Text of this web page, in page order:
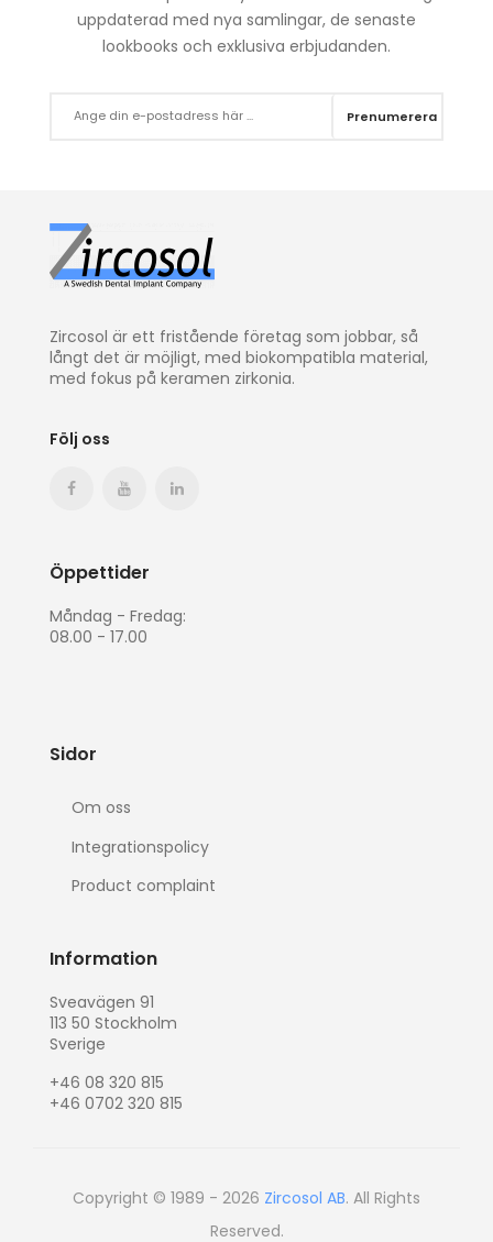
uppdaterad med nya samlingar, de senaste
lookbooks och exklusiva erbjudanden.
Prenumerera
Zircosol är ett fristående företag som jobbar, så
långt det är möjligt, med biokompatibla material,
med fokus på keramen zirkonia.
Följ oss
Öppettider
Måndag - Fredag:
08.00 - 17.00
Sidor
Om oss
Integrationspolicy
Product complaint
Information
Sveavägen 91
113 50 Stockholm
Sverige
+46 08 320 815
+46 0702 320 815
Copyright © 1989 - 2026 Zircosol AB. All Rights
Reserved.